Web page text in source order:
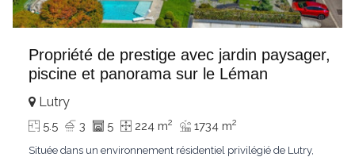
Propriété de prestige avec jardin paysager,
piscine et panorama sur le Léman
Lutry
5.5 3 5 224 m2 1734 m2
Située dans un environnement résidentiel privilégié de Lutry,